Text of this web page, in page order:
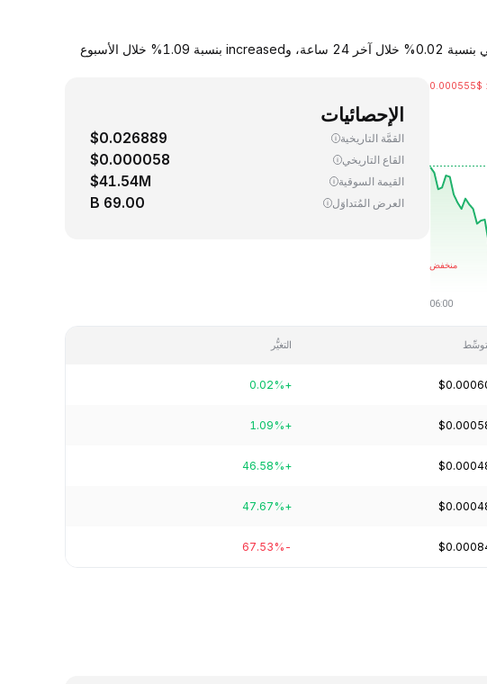
يجري اليوم، تداوُل واحد (1) BOME ‏(BOOK OF MEME) بسعر 0.000602 دولار. up سعر صرف BOME مقابل الدولار الأمريكي بنسبة 0.02% خلال آخر 24 ساعة، وincreased بنسبة 1.09% خلال الأسبوع
:
$
0.000555
الإحصائيات
القمَّة التاريخية $0.026889
القاع التاريخي $0.000058
القيمة السوقية $41.54M
العرض المُتداوَل 69.00 B
التغيُّر
+0.02%
+1.09%
+46.58%
+47.67%
-67.53%